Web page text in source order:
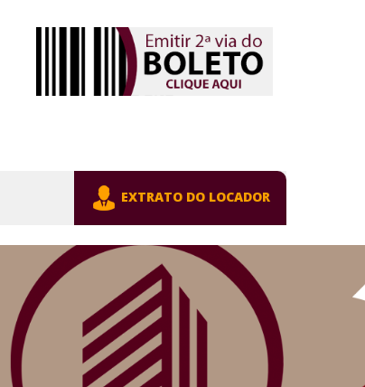
EXTRATO DO LOCADOR